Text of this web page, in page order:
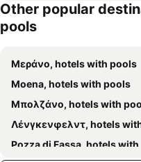
Other popular
pools
Μεράνο, hotels with pools
Moena, hotels with pools
Μπολζάνο, hotels with
Λένγκενφελντ, hotels with
Pozza di Fassa, hotels with pools